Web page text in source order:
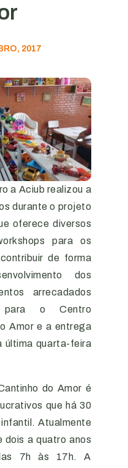
2017
a Aciub realizou a
durante o projeto
oferece diversos
para os
de forma
dos
arrecadados
para o Centro
Amor e a entrega
última quarta-feira
do Amor é
que há 30
Atualmente
dois a quatro anos
7h às 17h. A